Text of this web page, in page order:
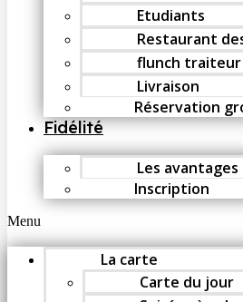
Etudiants
Restaurant
flunch traiteur
Livraison
Réservation
Fidélité
Les avantages
Inscription
Menu
La carte
Carte du jour